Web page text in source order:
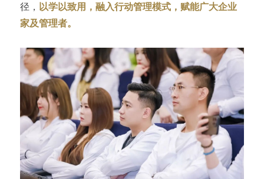
径， 以学以致用，融入行动管理模式，赋能广大企业
家及管理者。